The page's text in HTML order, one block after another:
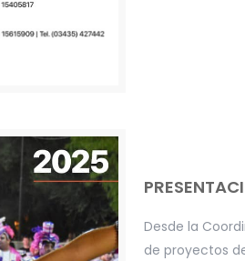
Desde la
de proyectos